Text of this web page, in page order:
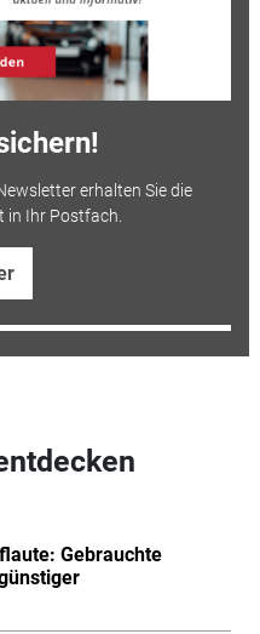
erhalten Sie die
in Ihr Postfach.
Gebrauchte